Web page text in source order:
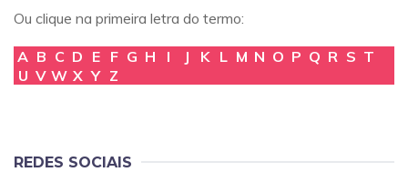
Ou clique na primeira letra do termo:
A B C D E F G H I J K L M N O P Q R S T
U V W X Y Z
REDES SOCIAIS